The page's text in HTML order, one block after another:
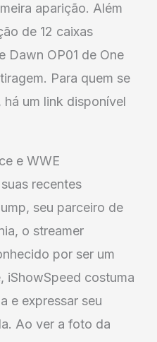
aparição. Além
de 12 caixas
Dawn OP01 de One
Para quem se
há um link disponível
e WWE
recentes
seu parceiro de
o streamer
por ser um
iShowSpeed costuma
e expressar seu
Ao ver a foto da